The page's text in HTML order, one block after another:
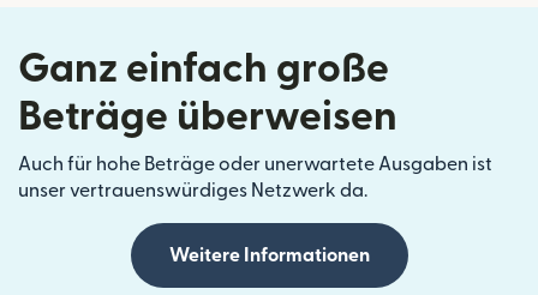
Ganz einfach große
Beträge überweisen
Auch für hohe Beträge oder unerwartete Ausgaben ist
unser vertrauenswürdiges Netzwerk da.
Weitere Informationen